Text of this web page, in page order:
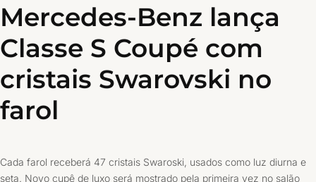
Mercedes-Benz lança
Classe S Coupé com
cristais Swarovski no
farol
Cada farol receberá 47 cristais Swaroski, usados como luz diurna e
seta. Novo cupê de luxo será mostrado pela primeira vez no salão